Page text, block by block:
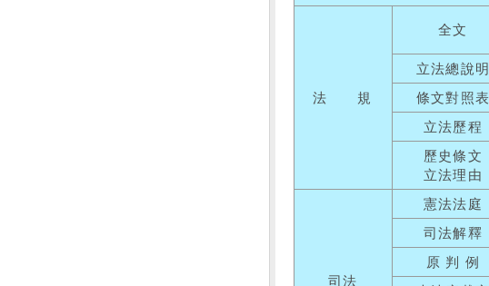
法 規
全文
立法總說明
條文對照表
立法歷程
歷史條文
立法理由
司法
憲法法庭
司法解釋
原 判 例